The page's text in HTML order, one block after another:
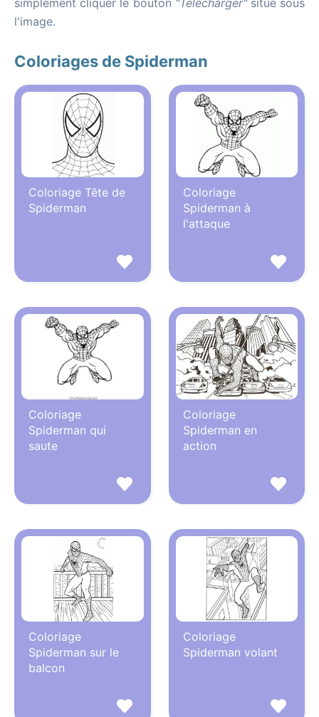
simplement cliquer le bouton "Télécharger"situé sous
l'image.
Coloriages de Spiderman
Coloriage Tête de
Spiderman
Coloriage
Spiderman à
l'attaque
Coloriage
Spiderman qui
saute
Coloriage
Spiderman en
action
Coloriage
Spiderman sur le
balcon
Coloriage
Spiderman volant